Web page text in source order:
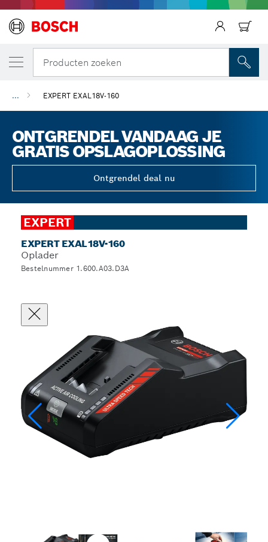
Producten zoeken
... EXPERT EXAL18V-160
ONTGRENDEL VANDAAG JE
GRATIS OPSLAGOPLOSSING
Ontgrendel deal nu
EXPERT
EXPERT EXAL18V-160
Oplader
Bestelnummer 1.600.A03.D3A